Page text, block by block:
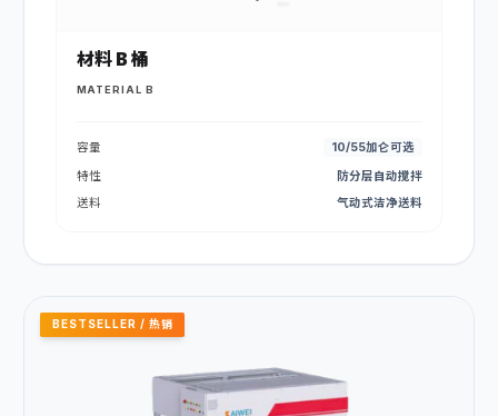
材料 B 桶
MATERIAL B
容量 10/55加仑可选
特性
防分层自动搅拌
送料
气动式洁净送料
BESTSELLER / 热销